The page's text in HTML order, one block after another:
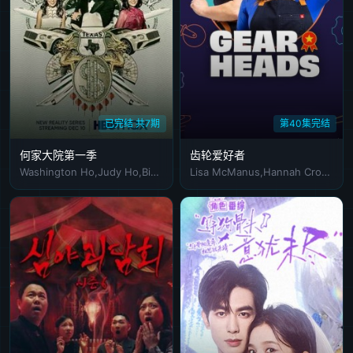
已完结 共7期
何家大院第一季
Washington Ho,Judy Ho,Binh Ho,Cousin Sammy
第40集完结
齿轮爱好者
Lisa McManus,Hannah Crowle